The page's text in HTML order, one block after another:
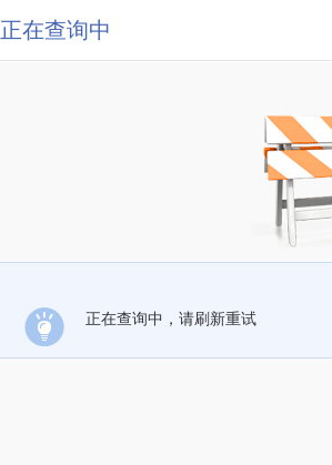
正在查询中
正在查询中，请刷新重试